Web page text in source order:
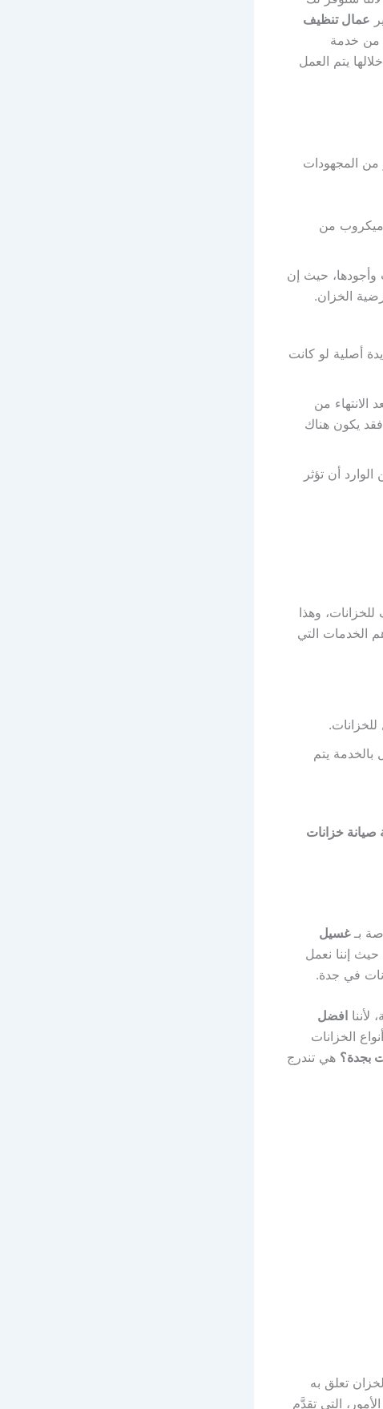
عمال تنظيف
من خدمة
التي من خلالها يتم العمل
من المجهودات
ميكروب من
وأجودها، حيث إن
الخزان.
أصلية لو كانت
من
فقد يكون هناك
أن تؤثر
للخزانات، وهذا
الخدمات التي
يتم
خزانات
بـغسيل
حيث إننا نعمل
في جدة.
افضل
الخزانات
بجدة؟ هي تندرج
تعلق به
التي تقدَّم